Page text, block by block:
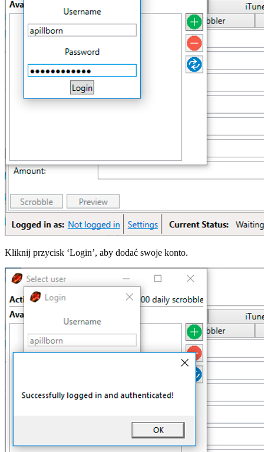
Kliknij przycisk ‘Login’, aby dodać swoje konto.